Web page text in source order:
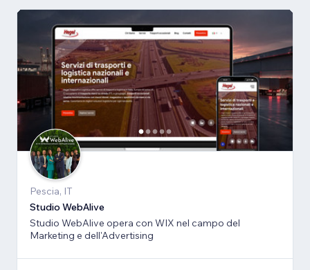
Pescia, IT
Studio WebAlive
Studio WebAlive opera con WIX nel campo del
Marketing e dell'Advertising